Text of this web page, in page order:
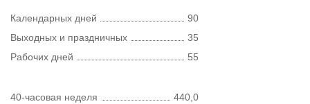
Календарных дней
90
Выходных и праздничных
35
Рабочих дней
55
40-часовая неделя
440,0